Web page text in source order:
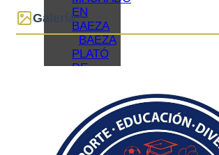
EN
BAEZA
BAEZA
PLATÓ
DE
CIUDAD
UNIVERSITARIA
TURISMO
DE
Galería